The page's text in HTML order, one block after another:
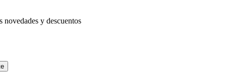
novedades y descuentos